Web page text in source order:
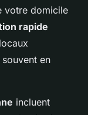
votre domicile
rapide
en
incluent